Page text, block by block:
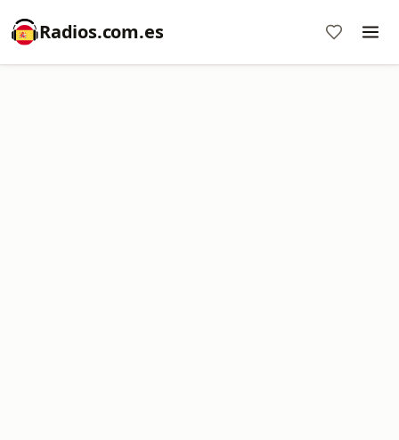
Radios.com.es